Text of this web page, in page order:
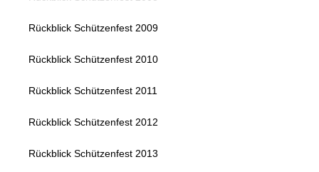
Rückblick Schützenfest 2009
Rückblick Schützenfest 2010
Rückblick Schützenfest 2011
Rückblick Schützenfest 2012
Rückblick Schützenfest 2013